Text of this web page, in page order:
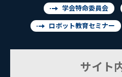
学会特命委員会
ロボット教育セミナー
サイト